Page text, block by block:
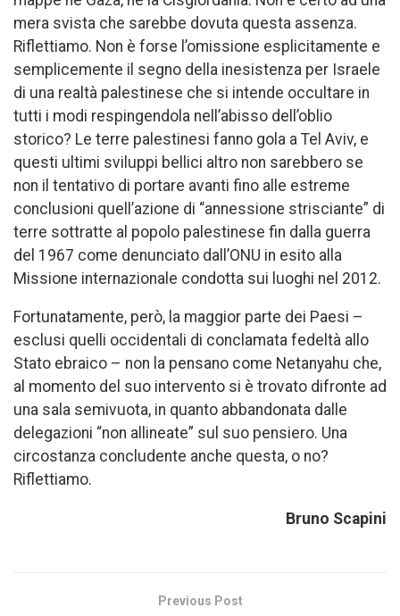
mera svista che sarebbe dovuta questa assenza.
Riflettiamo. Non è forse l’omissione esplicitamente e
semplicemente il segno della inesistenza per Israele
di una realtà palestinese che si intende occultare in
tutti i modi respingendola nell’abisso dell’oblio
storico? Le terre palestinesi fanno gola a Tel Aviv, e
questi ultimi sviluppi bellici altro non sarebbero se
non il tentativo di portare avanti fino alle estreme
conclusioni quell’azione di “annessione strisciante” di
terre sottratte al popolo palestinese fin dalla guerra
del 1967 come denunciato dall’ONU in esito alla
Missione internazionale condotta sui luoghi nel 2012.
Fortunatamente, però, la maggior parte dei Paesi –
esclusi quelli occidentali di conclamata fedeltà allo
Stato ebraico – non la pensano come Netanyahu che,
al momento del suo intervento si è trovato difronte ad
una sala semivuota, in quanto abbandonata dalle
delegazioni “non allineate” sul suo pensiero. Una
circostanza concludente anche questa, o no?
Riflettiamo.
Bruno Scapini
Previous Post